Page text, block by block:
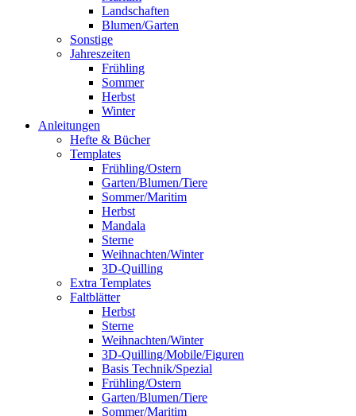
Landschaften
Blumen/Garten
Sonstige
Jahreszeiten
Frühling
Sommer
Herbst
Winter
Anleitungen
Hefte & Bücher
Templates
Frühling/Ostern
Garten/Blumen/Tiere
Sommer/Maritim
Herbst
Mandala
Sterne
Weihnachten/Winter
3D-Quilling
Extra Templates
Faltblätter
Herbst
Sterne
Weihnachten/Winter
3D-Quilling/Mobile/Figuren
Basis Technik/Spezial
Frühling/Ostern
Garten/Blumen/Tiere
Sommer/Maritim